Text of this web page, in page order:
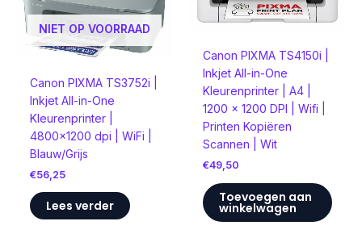
NIET OP VOORRAAD
Canon PIXMA TS3752i |
Inkjet All-in-One
Kleurenprinter |
4800×1200 dpi | WiFi |
Blauw/Grijs
€56,25
Lees verder
Canon PIXMA TS4150i |
Inkjet All-in-One
Kleurenprinter | A4 |
1200 x 1200 DPI | Wifi |
Printen Kopiëren
Scannen | Wit
€49,50
Toevoegen aan
winkelwagen